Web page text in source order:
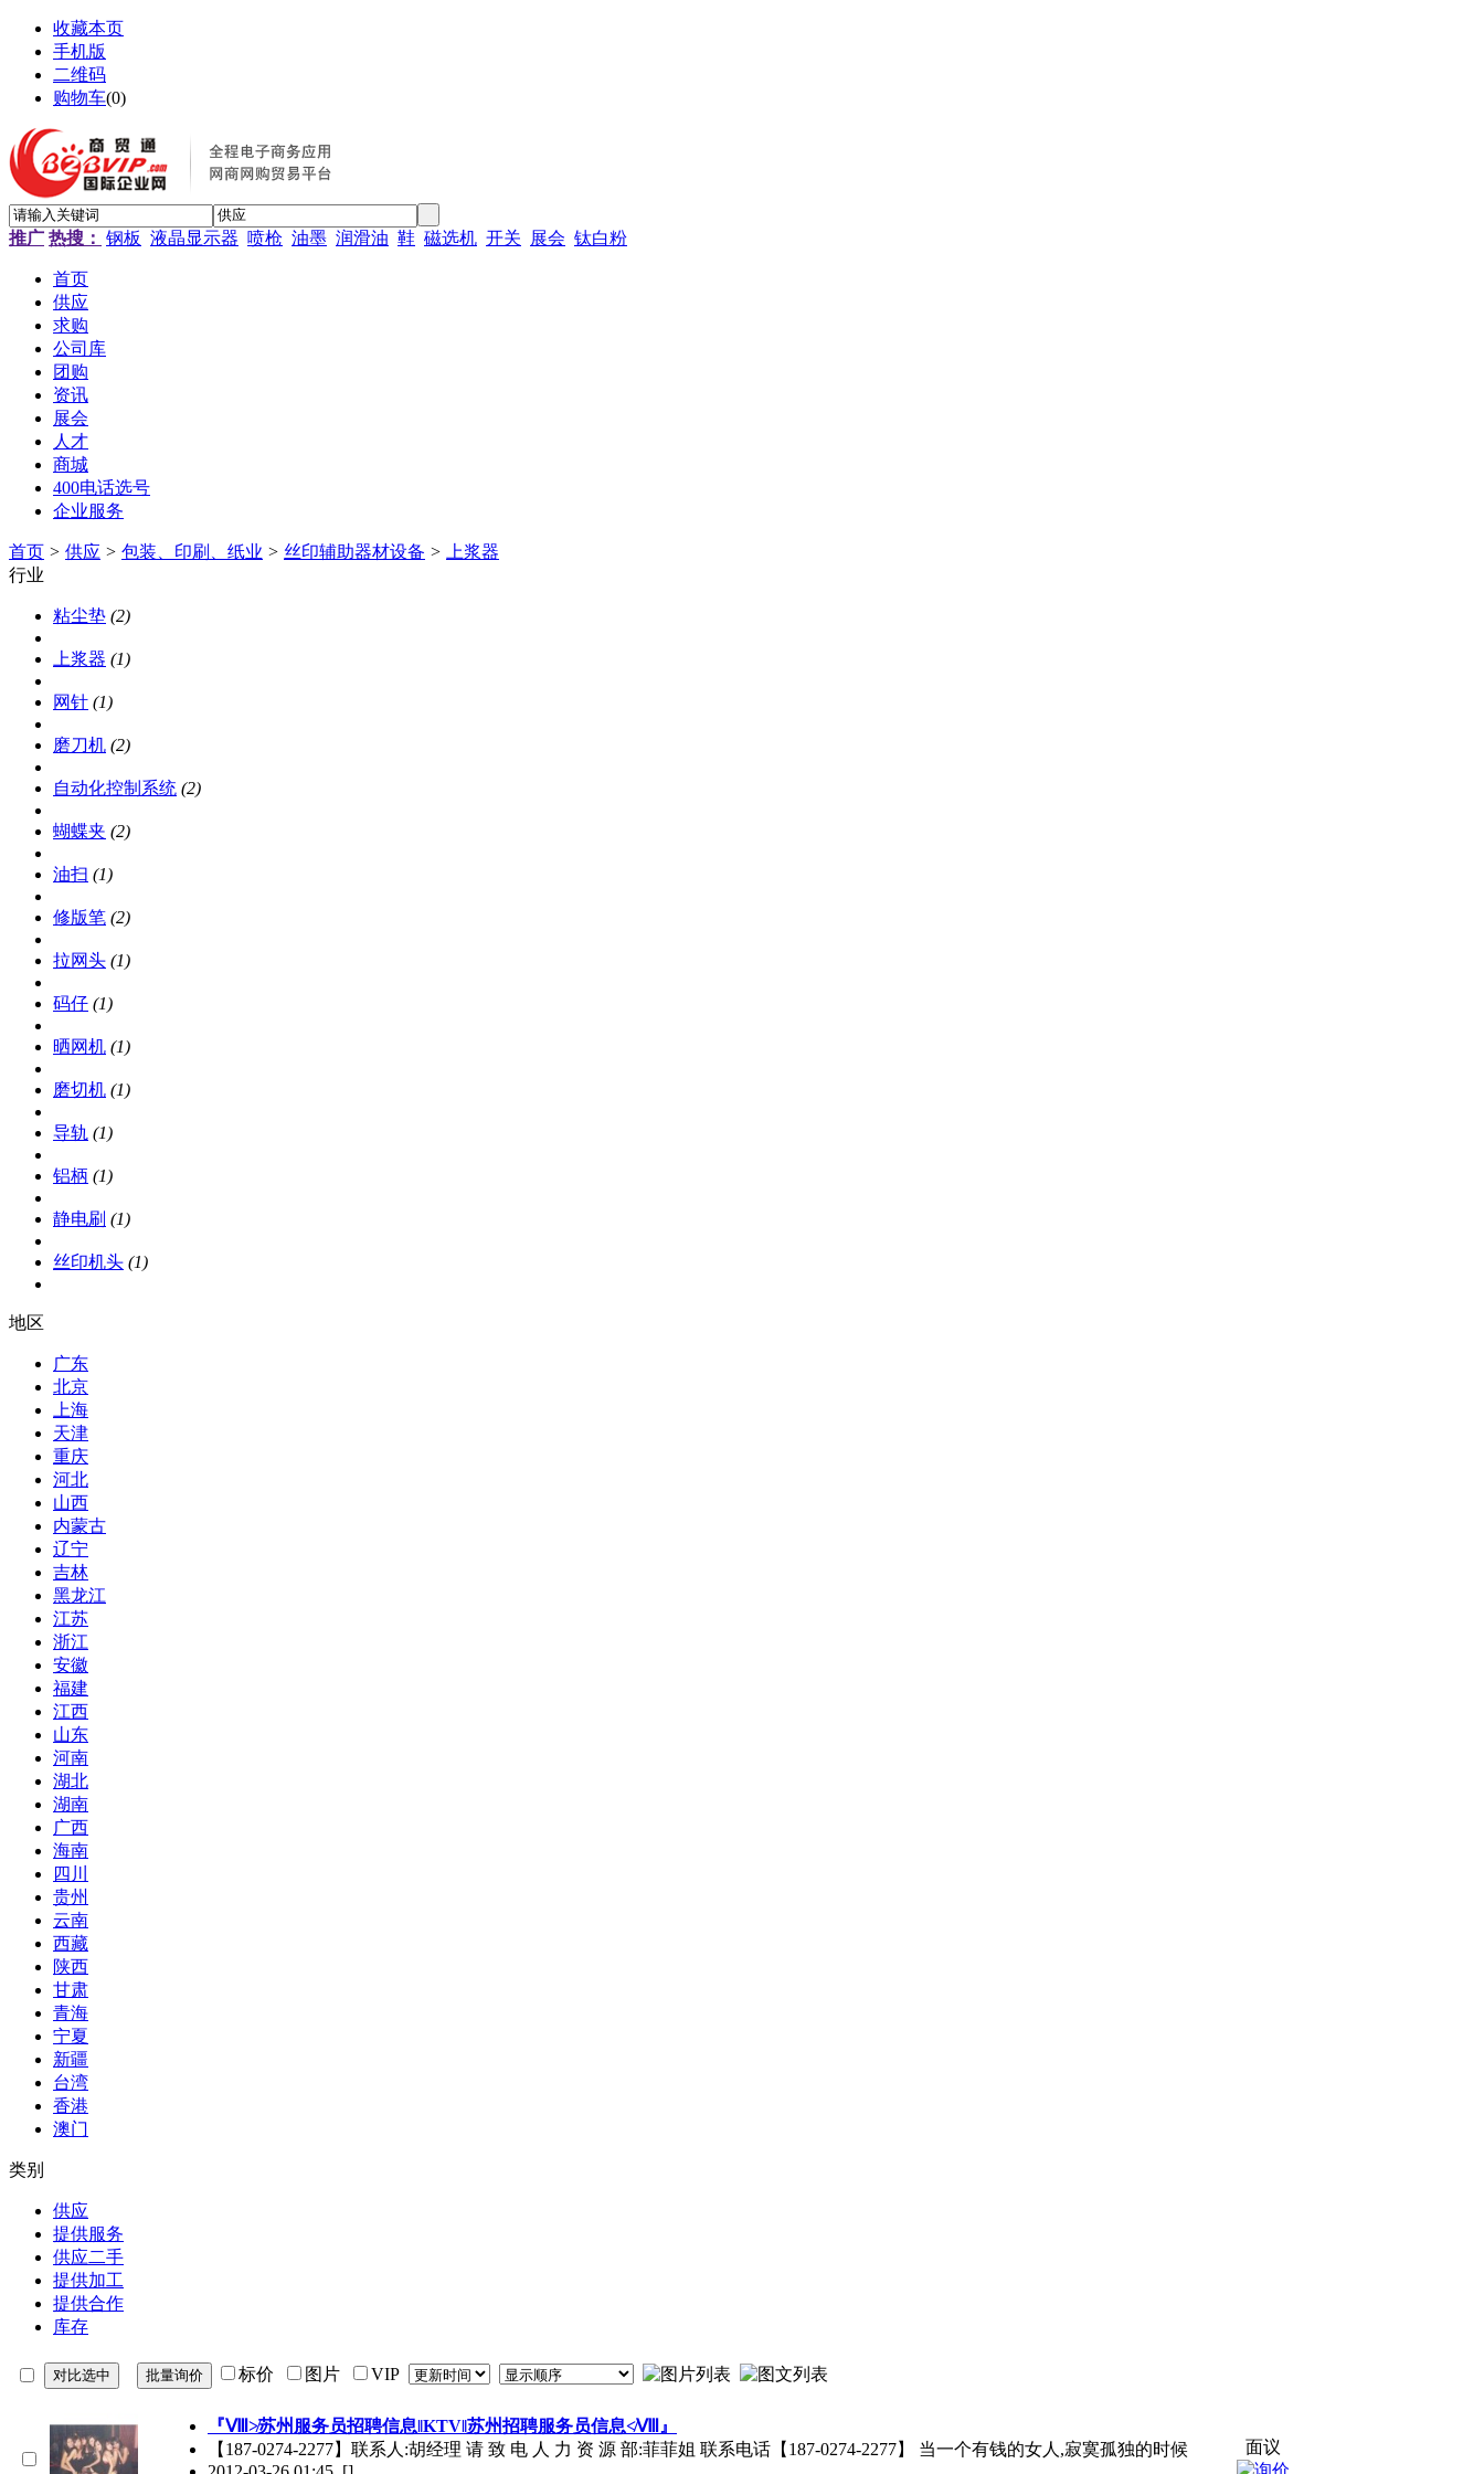
收藏本页
手机版
二维码
购物车(0)
推广 热搜： 钢板 液晶显示器 喷枪 油墨 润滑油 鞋 磁选机 开关 展会 钛白粉
首页
供应
求购
公司库
团购
资讯
展会
人才
商城
400电话选号
企业服务
首页 > 供应 > 包装、印刷、纸业 > 丝印辅助器材设备 >
上浆器
行业
粘尘垫 (2)
上浆器 (1)
网针 (1)
磨刀机 (2)
自动化控制系统 (2)
蝴蝶夹 (2)
油扫 (1)
修版笔 (2)
拉网头 (1)
码仔 (1)
晒网机 (1)
磨切机 (1)
导轨 (1)
铝柄 (1)
静电刷 (1)
丝印机头 (1)
地区
广东
北京
上海
天津
重庆
河北
山西
内蒙古
辽宁
吉林
黑龙江
江苏
浙江
安徽
福建
江西
山东
河南
湖北
湖南
广西
海南
四川
贵州
云南
西藏
陕西
甘肃
青海
宁夏
新疆
台湾
香港
澳门
类别
供应
提供服务
供应二手
提供加工
提供合作
库存
标价 图片 VIP
『Ⅷ≯苏州服务员招聘信息‖KTV‖苏州招聘服务员信息≮Ⅷ』
【187-0274-2277】联系人:胡经理 请 致 电 人 力 资 源 部:菲菲姐 联系电话【187-0274-2277】 当一个有钱的女人,寂寞孤独的时候
面议